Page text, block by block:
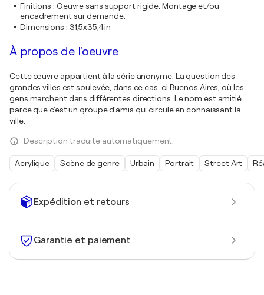
Expédition et retours
Garantie et paiement
Finitions : Oeuvre sans support rigide. Montage et/ou
encadrement sur demande.
Dimensions : 31,5x35,4in
À propos de l'oeuvre
Cette œuvre appartient à la série anonyme. La question des
grandes villes est soulevée, dans ce cas-ci Buenos Aires, où les
gens marchent dans différentes directions. Le nom est amitié
parce que c'est un groupe d'amis qui circule en connaissant la
ville.
Description traduite automatiquement.
Acrylique Scène de genre Urbain Portrait Street Art